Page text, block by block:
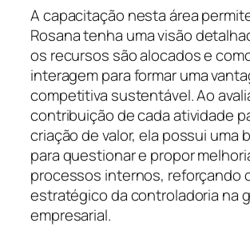
A capacitação nesta área
Rosana tenha uma visão
os recursos são alocados e
interagem para formar uma
competitiva sustentável. Ao
contribuição de cada atividade
criação de valor, ela possui uma
para questionar e propor
processos internos, reforçando
estratégico da controladoria na
empresarial.